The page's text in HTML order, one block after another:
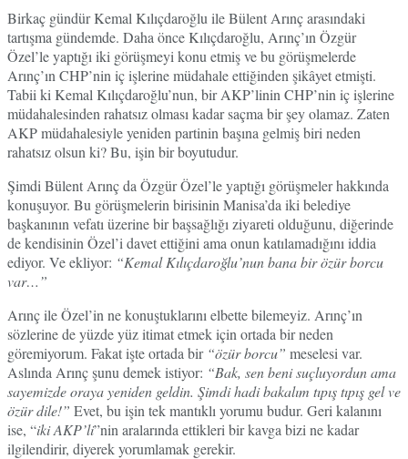
Birkaç gündür Kemal Kılıçdaroğlu ile Bülent Arınç arasındaki
tartışma gündemde. Daha önce Kılıçdaroğlu, Arınç’ın Özgür
Özel’le yaptığı iki görüşmeyi konu etmiş ve bu görüşmelerde
Arınç’ın CHP’nin iç işlerine müdahale ettiğinden şikâyet etmişti.
Tabii ki Kemal Kılıçdaroğlu’nun, bir AKP’linin CHP’nin iç işlerine
müdahalesinden rahatsız olması kadar saçma bir şey olamaz. Zaten
AKP müdahalesiyle yeniden partinin başına gelmiş biri neden
rahatsız olsun ki? Bu, işin bir boyutudur.
Şimdi Bülent Arınç da Özgür Özel’le yaptığı görüşmeler hakkında
konuşuyor. Bu görüşmelerin birisinin Manisa’da iki belediye
başkanının vefatı üzerine bir başsağlığı ziyareti olduğunu, diğerinde
de kendisinin Özel’i davet ettiğini ama onun katılamadığını iddia
ediyor. Ve ekliyor: “Kemal Kılıçdaroğlu’nun bana bir özür borcu
var…”
Arınç ile Özel’in ne konuştuklarını elbette bilemeyiz. Arınç’ın
sözlerine de yüzde yüz itimat etmek için ortada bir neden
göremiyorum. Fakat işte ortada bir “özür borcu” meselesi var.
Aslında Arınç şunu demek istiyor: “Bak, sen beni suçluyordun ama
sayemizde oraya yeniden geldin. Şimdi hadi bakalım tıpış tıpış gel ve
özür dile!” Evet, bu işin tek mantıklı yorumu budur. Geri kalanını
ise, “iki AKP’li”nin aralarında ettikleri bir kavga bizi ne kadar
ilgilendirir, diyerek yorumlamak gerekir.